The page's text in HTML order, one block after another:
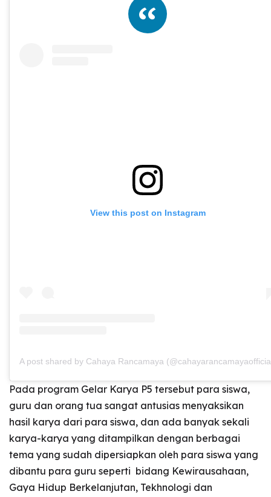
View this post on Instagram
A post shared by Cahaya Rancamaya
Pada program Gelar Karya P5 tersebut para siswa,
guru dan orang tua sangat antusias menyaksikan
hasil karya dari para siswa, dan ada banyak sekali
karya-karya yang ditampilkan dengan berbagai
tema yang sudah dipersiapkan oleh para siswa yang
dibantu para guru seperti bidang Kewirausahaan,
Gaya Hidup Berkelanjutan, Tekhnologi dan